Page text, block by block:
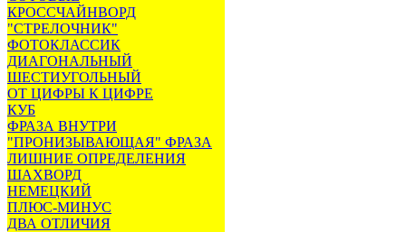
КРОССЧАЙНВОРД
"СТРЕЛОЧНИК"
ФОТОКЛАССИК
ДИАГОНАЛЬНЫЙ
ШЕСТИУГОЛЬНЫЙ
ОТ ЦИФРЫ К ЦИФРЕ
КУБ
ФРАЗА ВНУТРИ
"ПРОНИЗЫВАЮЩАЯ" ФРАЗА
ЛИШНИЕ ОПРЕДЕЛЕНИЯ
ШАХВОРД
НЕМЕЦКИЙ
ПЛЮС-МИНУС
ДВА ОТЛИЧИЯ